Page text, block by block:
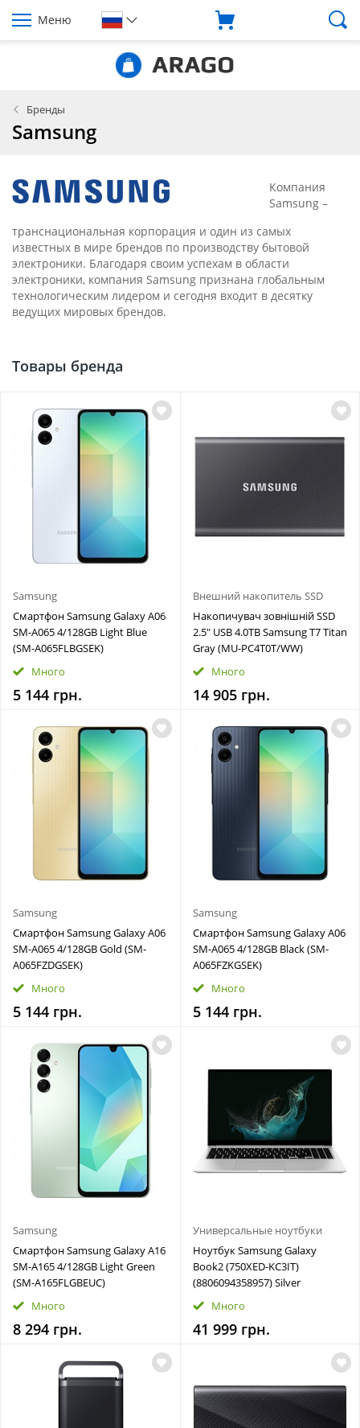
Меню
Бренды
Samsung
Компания
Samsung –
транснациональная корпорация и один из самых
известных в мире брендов по производству бытовой
электроники. Благодаря своим успехам в области
электроники, компания Samsung признана глобальным
технологическим лидером и сегодня входит в десятку
ведущих мировых брендов.
Товары бренда
Samsung
Смартфон Samsung Galaxy A06
SM-A065 4/128GB Light Blue
(SM-A065FLBGSEK)
Много
5 144 грн.
Внешний накопитель SSD
Накопичувач зовнішній SSD
2.5" USB 4.0TB Samsung T7 Titan
Gray (MU-PC4T0T/WW)
Много
14 905 грн.
Samsung
Смартфон Samsung Galaxy A06
SM-A065 4/128GB Gold (SM-
A065FZDGSEK)
Много
5 144 грн.
Samsung
Смартфон Samsung Galaxy A06
SM-A065 4/128GB Black (SM-
A065FZKGSEK)
Много
5 144 грн.
Samsung
Смартфон Samsung Galaxy A16
SM-A165 4/128GB Light Green
(SM-A165FLGBEUC)
Много
8 294 грн.
Универсальные ноутбуки
Ноутбук Samsung Galaxy
Book2 (750XED-KC3IT)
(8806094358957) Silver
Много
41 999 грн.